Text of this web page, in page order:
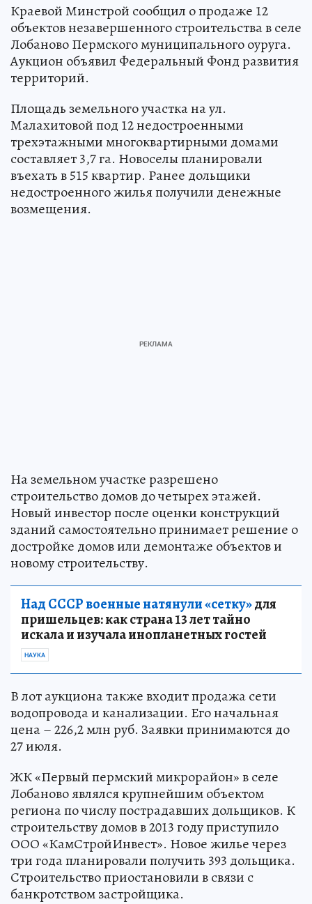
Краевой Минстрой сообщил о продаже 12
объектов незавершенного строительства в селе
Лобаново Пермского муниципального оуруга.
Аукцион объявил Федеральный Фонд развития
территорий.
Площадь земельного участка на ул.
Малахитовой под 12 недостроенными
трехэтажными многоквартирными домами
составляет 3,7 га. Новоселы планировали
въехать в 515 квартир. Ранее дольщики
недостроенного жилья получили денежные
возмещения.
На земельном участке разрешено
строительство домов до четырех этажей.
Новый инвестор после оценки конструкций
зданий самостоятельно принимает решение о
достройке домов или демонтаже объектов и
новому строительству.
Над СССР военные натянули «сетку»для
пришельцев: как страна 13 лет тайно
искала и изучала инопланетных гостей
НАУКА
В лот аукциона также входит продажа сети
водопровода и канализации. Его начальная
цена – 226,2 млн руб. Заявки принимаются до
27 июля.
ЖК «Первый пермский микрорайон» в селе
Лобаново являлся крупнейшим объектом
региона по числу пострадавших дольщиков. К
строительству домов в 2013 году приступило
ООО «КамСтройИнвест». Новое жилье через
три года планировали получить 393 дольщика.
Строительство приостановили в связи с
банкротством застройщика.